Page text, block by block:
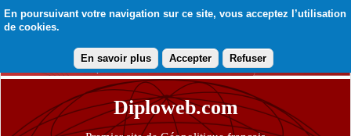
En poursuivant votre navigation sur ce site, vous acceptez l’utilisation
de cookies.
En savoir plus Accepter Refuser
Diploweb.com